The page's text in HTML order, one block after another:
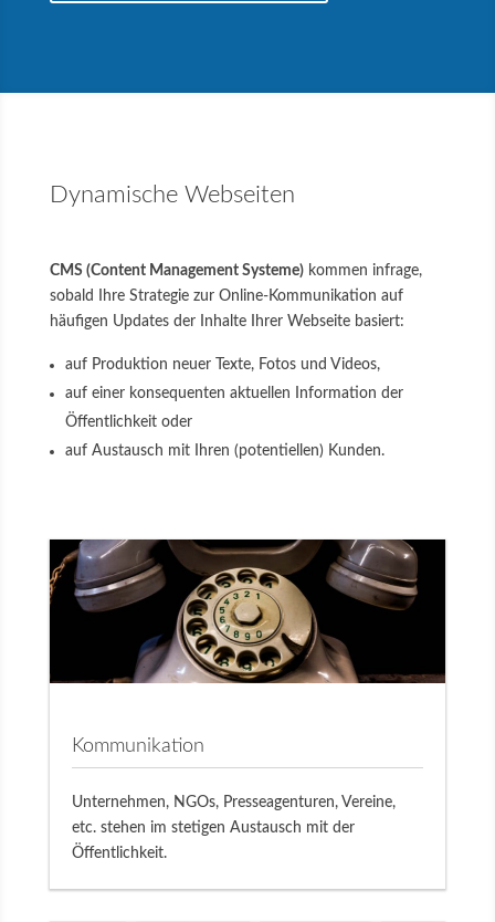
Dynamische Webseiten
CMS (Content Management Systeme)kommen infrage,
sobald Ihre Strategie zur Online-Kommunikation auf
häufigen Updates der Inhalte Ihrer Webseite basiert:
auf Produktion neuer Texte, Fotos und Videos,
auf einer konsequenten aktuellen Information der
Öffentlichkeit oder
auf Austausch mit Ihren (potentiellen) Kunden.
Kommunikation
Unternehmen, NGOs, Presseagenturen, Vereine,
etc. stehen im stetigen Austausch mit der
Öffentlichkeit.